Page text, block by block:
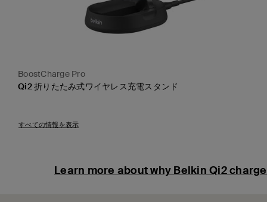
BoostCharge Pro
Qi2 折りたたみ式ワイヤレス充電スタンド
すべての情報を表示
Learn more about why Belkin Qi2